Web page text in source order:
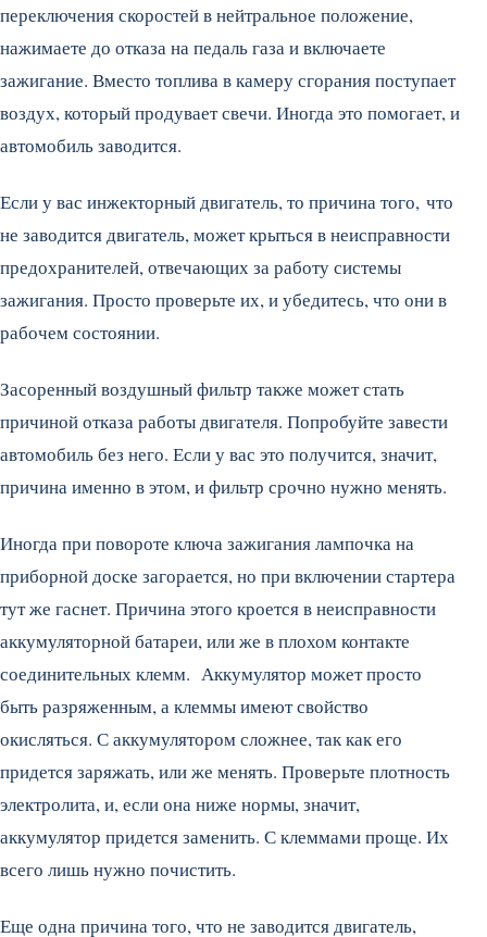
переключения скоростей в нейтральное положение,
нажимаете до отказа на педаль газа и включаете
зажигание. Вместо топлива в камеру сгорания поступает
воздух, который продувает свечи. Иногда это помогает, и
автомобиль заводится.
Если у вас инжекторный двигатель, то причина того, что
не заводится двигатель, может крыться в неисправности
предохранителей, отвечающих за работу системы
зажигания. Просто проверьте их, и убедитесь, что они в
рабочем состоянии.
Засоренный воздушный фильтр также может стать
причиной отказа работы двигателя. Попробуйте завести
автомобиль без него. Если у вас это получится, значит,
причина именно в этом, и фильтр срочно нужно менять.
Иногда при повороте ключа зажигания лампочка на
приборной доске загорается, но при включении стартера
тут же гаснет. Причина этого кроется в неисправности
аккумуляторной батареи, или же в плохом контакте
соединительных клемм. Аккумулятор может просто
быть разряженным, а клеммы имеют свойство
окисляться. С аккумулятором сложнее, так как его
придется заряжать, или же менять. Проверьте плотность
электролита, и, если она ниже нормы, значит,
аккумулятор придется заменить. С клеммами проще. Их
всего лишь нужно почистить.
Еще одна причина того, что не заводится двигатель,